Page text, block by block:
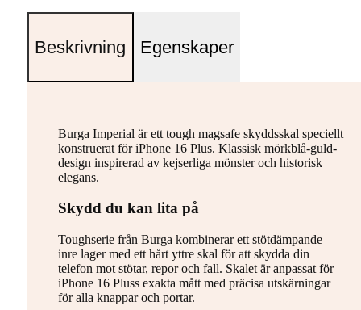
Beskrivning Egenskaper
Burga Imperial är ett tough magsafe skyddsskal speciellt
konstruerat för iPhone 16 Plus. Klassisk mörkblå-guld-
design inspirerad av kejserliga mönster och historisk
elegans.
Skydd du kan lita på
Toughserie från Burga kombinerar ett stötdämpande
inre lager med ett hårt yttre skal för att skydda din
telefon mot stötar, repor och fall. Skalet är anpassat för
iPhone 16 Pluss exakta mått med präcisa utskärningar
för alla knappar och portar.